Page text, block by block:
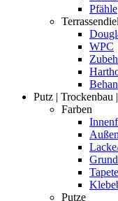
Pfähle
WPC
Putz | Trockenbau
Farben
Putze